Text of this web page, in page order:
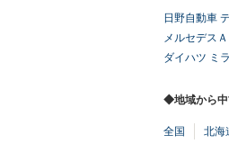
日野自動車
メルセデス
ダイハツ ミ
◆地域から中
全国 北海